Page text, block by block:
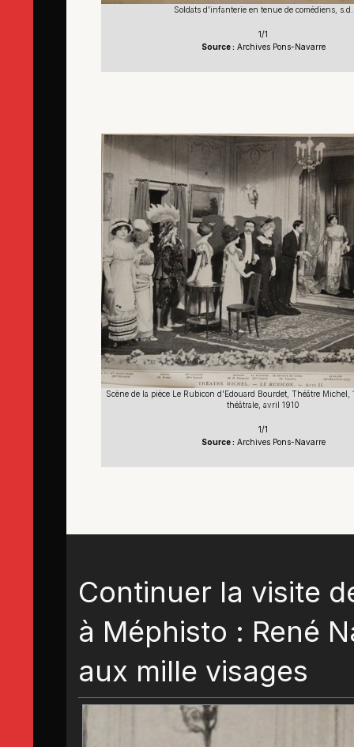
Soldats d'infanterie en tenue de comédiens, s.d.
1/1
Source : Archives Pons-Navarre
Scène de la pièce Le Rubicon d'Edouard Bourdet, Théâtre Michel,
théâtrale, avril 1910
1/1
Source : Archives Pons-Navarre
Continuer la visite
à Méphisto : René
aux mille visages